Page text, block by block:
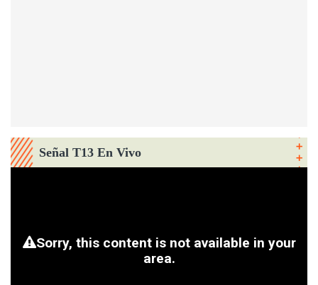
Señal T13 En Vivo